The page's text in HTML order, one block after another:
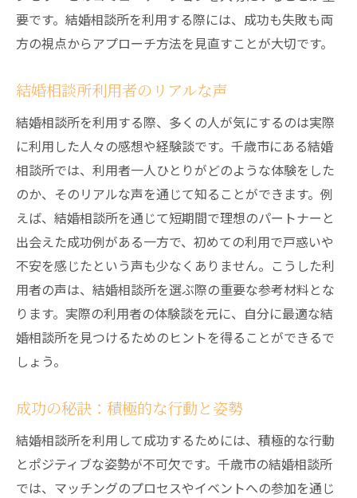
要です。結婚相談所を利用する際には、成功も失敗も両
方の視点からアプローチ方法を見直すことが大切です。
結婚相談所利用者のリアルな声
結婚相談所を利用する際、多くの人が気にするのは実際
に利用した人々の感想や経験談です。千歳市にある結婚
相談所では、利用者一人ひとりがどのような体験をした
のか、そのリアルな声を通じて知ることができます。例
えば、結婚相談所を通じて短期間で理想のパートナーと
出会えた成功例がある一方で、初めての利用で戸惑いや
不安を感じたという声も少なくありません。こうした利
用者の声は、結婚相談所を選ぶ際の重要な参考材料とな
ります。実際の利用者の体験談を元に、自分に最適な結
婚相談所を見つけるためのヒントを得ることができるで
しょう。
成功の秘訣：積極的な行動と姿勢
結婚相談所を利用して成功するためには、積極的な行動
とポジティブな姿勢が不可欠です。千歳市の結婚相談所
では、マッチングのプロセスやイベントへの参加を通じ